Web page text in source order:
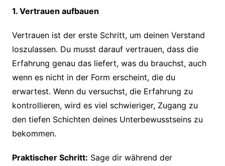
1. Vertrauen aufbauen
Vertrauen ist der erste Schritt, um deinen Verstand
loszulassen. Du musst darauf vertrauen, dass die
Erfahrung genau das liefert, was du brauchst, auch
wenn es nicht in der Form erscheint, die du
erwartest. Wenn du versuchst, die Erfahrung zu
kontrollieren, wird es viel schwieriger, Zugang zu
den tiefen Schichten deines Unterbewusstseins zu
bekommen.
Praktischer Schritt: Sage dir während der